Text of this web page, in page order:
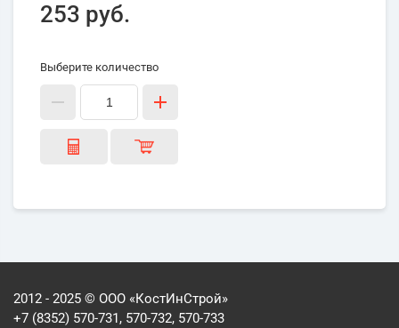
253 руб.
Выберите количество
2012 - 2025 © ООО «КостИнСтрой»
+7 (8352) 570-731, 570-732, 570-733